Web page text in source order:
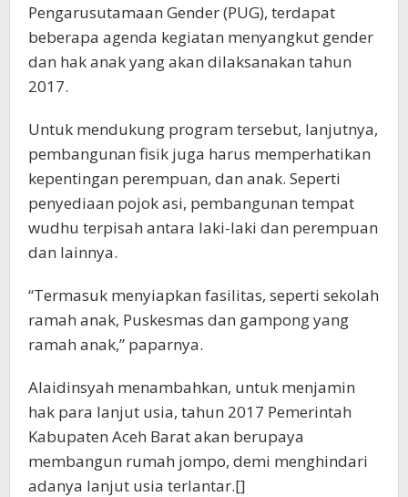
Pengarusutamaan Gender (PUG), terdapat
beberapa agenda kegiatan menyangkut gender
dan hak anak yang akan dilaksanakan tahun
2017.
Untuk mendukung program tersebut, lanjutnya,
pembangunan fisik juga harus memperhatikan
kepentingan perempuan, dan anak. Seperti
penyediaan pojok asi, pembangunan tempat
wudhu terpisah antara laki-laki dan perempuan
dan lainnya.
“Termasuk menyiapkan fasilitas, seperti sekolah
ramah anak, Puskesmas dan gampong yang
ramah anak,” paparnya.
Alaidinsyah menambahkan, untuk menjamin
hak para lanjut usia, tahun 2017 Pemerintah
Kabupaten Aceh Barat akan berupaya
membangun rumah jompo, demi menghindari
adanya lanjut usia terlantar.[]